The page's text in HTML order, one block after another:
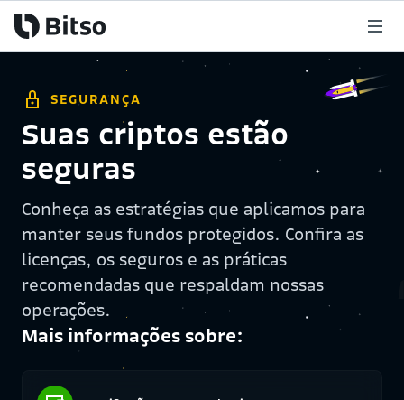
SEGURANÇA
Suas criptos estão
seguras
Conheça as estratégias que aplicamos para
manter seus fundos protegidos. Confira as
licenças, os seguros e as práticas
recomendadas que respaldam nossas
operações.
Mais informações sobre: